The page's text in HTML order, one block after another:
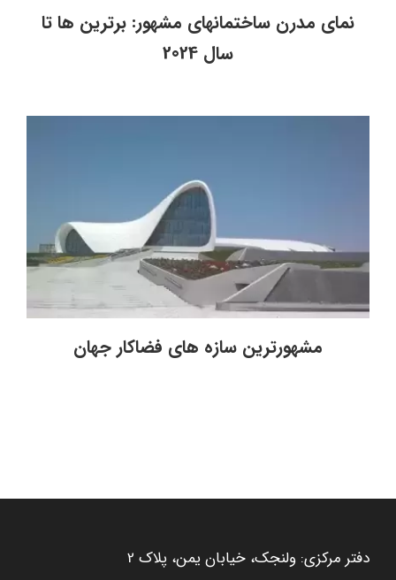
نمای مدرن ساختمانهای مشهور: برترین ها تا
سال 2024
مشهورترین سازه های فضاکار جهان
دفتر مرکزی: ولنجک، خیابان یمن، پلاک 2